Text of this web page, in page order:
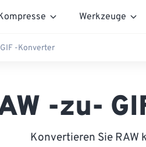
Werkzeuge
-Konverter
-zu-
Konvertieren Sie RAW